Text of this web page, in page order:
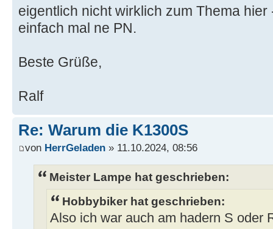
eigentlich nicht wirklich zum Thema
einfach mal ne PN.
Beste Grüße,
Ralf
Re: Warum die K1300S
von HerrGeladen » 11.10.2024, 08:56
Meister Lampe hat geschrieben:
Hobbybiker hat geschrieben:
Also ich war auch am hadern S oder